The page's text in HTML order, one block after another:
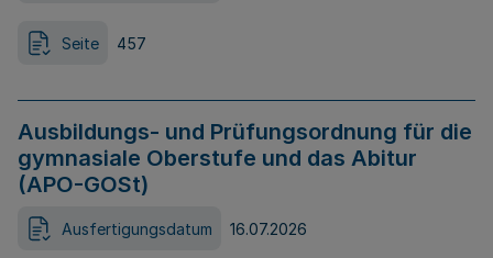
Seite 457
Ausbildungs- und Prüfungsordnung für die
gymnasiale Oberstufe und das Abitur
(APO-GOSt)
Ausfertigungsdatum 16.07.2026